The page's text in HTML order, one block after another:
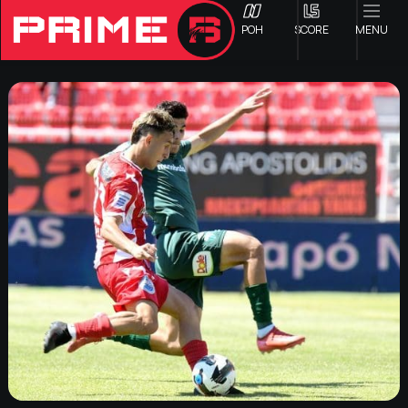
ΡΟΗ SCORE MENU
ΟΦΗ
Γ ΕΘΝΙΚΗ
Α1 ΕΠΣΗ
Α2 ΕΠΣΗ
Β1 ΕΠΣΗ
Β2 ΕΠΣΗ